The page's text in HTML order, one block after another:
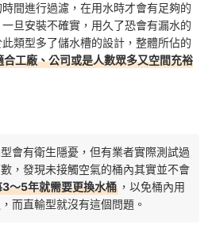
間進行過濾，在用水時才會有足夠的
旦安裝不確實，用久了恐會有漏水的
類型多了儲水槽的設計，整體所佔的
合工廠、公司或是人數眾多又空間充裕
會有衛生隱憂，但有業者實際測試過
，發現未接觸空氣的桶內其實並不會
～5年就需要更換水桶 ，以免桶內用
而直輸型就沒有這個問題。